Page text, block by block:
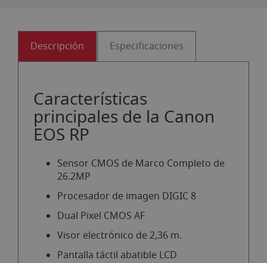
Descripción Especificaciones
Características
principales de la Canon
EOS RP
Sensor CMOS de Marco Completo de
26.2MP
Procesador de imagen DIGIC 8
Dual Pixel CMOS AF
Visor electrónico de 2,36 m.
Pantalla táctil abatible LCD